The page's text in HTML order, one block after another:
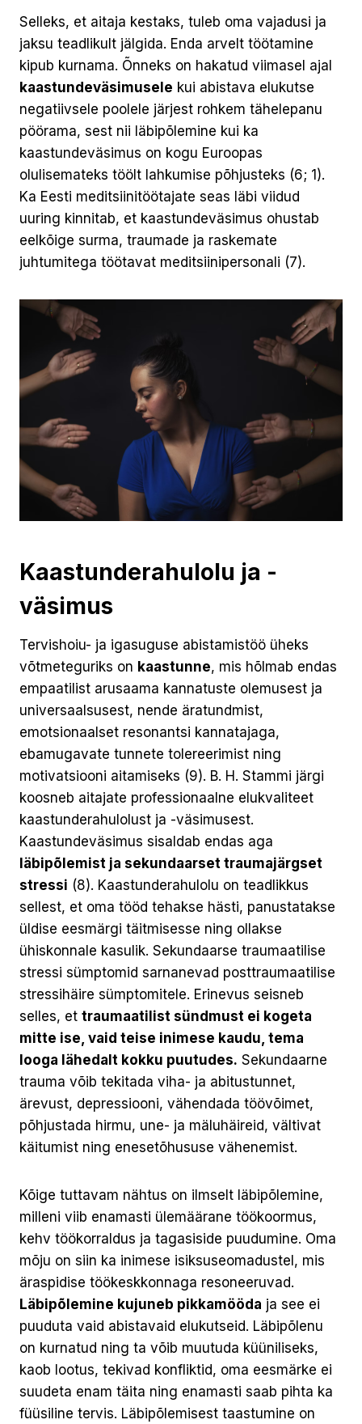
Selleks, et aitaja kestaks, tuleb oma vajadusi ja
jaksu teadlikult jälgida. Enda arvelt töötamine
kipub kurnama. Õnneks on hakatud viimasel ajal
kaastundeväsimusele kui abistava elukutse
negatiivsele poolele järjest rohkem tähelepanu
pöörama, sest nii läbipõlemine kui ka
kaastundeväsimus on kogu Euroopas
olulisemateks töölt lahkumise põhjusteks (6; 1).
Ka Eesti meditsiinitöötajate seas läbi viidud
uuring kinnitab, et kaastundeväsimus ohustab
eelkõige surma, traumade ja raskemate
juhtumitega töötavat meditsiinipersonali (7).
Kaastunderahulolu ja -
väsimus
Tervishoiu- ja igasuguse abistamistöö üheks
võtmeteguriks on kaastunne, mis hõlmab endas
empaatilist arusaama kannatuste olemusest ja
universaalsusest, nende äratundmist,
emotsionaalset resonantsi kannatajaga,
ebamugavate tunnete tolereerimist ning
motivatsiooni aitamiseks (9). B. H. Stammi järgi
koosneb aitajate professionaalne elukvaliteet
kaastunderahulolust ja -väsimusest.
Kaastundeväsimus sisaldab endas aga
läbipõlemist ja sekundaarset traumajärgset
stressi (8). Kaastunderahulolu on teadlikkus
sellest, et oma tööd tehakse hästi, panustatakse
üldise eesmärgi täitmisesse ning ollakse
ühiskonnale kasulik. Sekundaarse traumaatilise
stressi sümptomid sarnanevad posttraumaatilise
stressihäire sümptomitele. Erinevus seisneb
selles, et traumaatilist sündmust ei kogeta
mitte ise, vaid teise inimese kaudu, tema
looga lähedalt kokku puutudes. Sekundaarne
trauma võib tekitada viha- ja abitustunnet,
ärevust, depressiooni, vähendada töövõimet,
põhjustada hirmu, une- ja mäluhäireid, vältivat
käitumist ning enesetõhususe vähenemist.
Kõige tuttavam nähtus on ilmselt läbipõlemine,
milleni viib enamasti ülemäärane töökoormus,
kehv töökorraldus ja tagasiside puudumine. Oma
mõju on siin ka inimese isiksuseomadustel, mis
äraspidise töökeskkonnaga resoneeruvad.
Läbipõlemine kujuneb pikkamööda ja see ei
puuduta vaid abistavaid elukutseid. Läbipõlenu
on kurnatud ning ta võib muutuda küüniliseks,
kaob lootus, tekivad konfliktid, oma eesmärke ei
suudeta enam täita ning enamasti saab pihta ka
füüsiline tervis. Läbipõlemisest taastumine on